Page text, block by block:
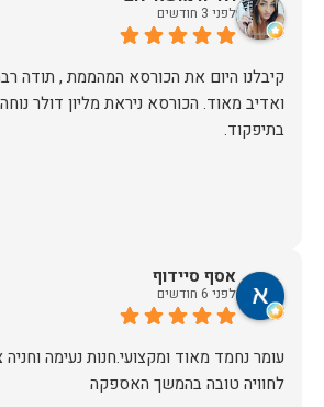
לפני 3 חודשים
קיבלנו היום את הכורסא המהממת , תודה
ואדיב מאוד. הכורסא ניראת מליון דולר
בתיפקוד.
אסף סיידוף
לפני 6 חודשים
עומר נחמד מאוד ומקצועי.חנות נעימה
לחוויה טובה בהמשך האספקה